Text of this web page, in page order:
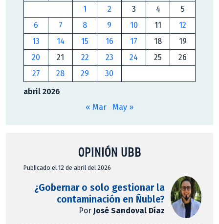
abril 2026
1
2 3 4
5
6
7 8 9 10 11
12
13
14 15 16 17 18
19
20
21 22 23 24 25
26
27
28 29 30
« Mar May »
OPINIÓN UBB
Publicado el 12 de abril del 2026
¿Gobernar o solo gestionar la
contaminación en Ñuble?
Por José Sandoval Díaz